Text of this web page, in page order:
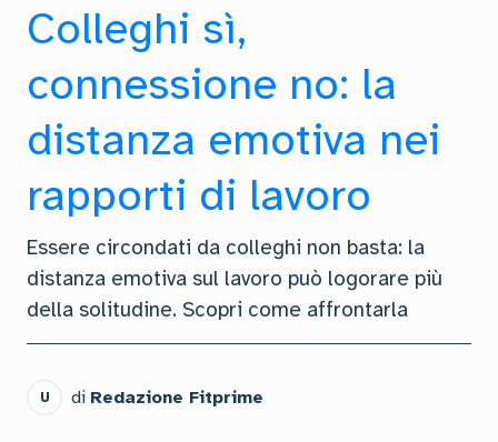
Colleghi sì,
connessione no: la
distanza emotiva nei
rapporti di lavoro
Essere circondati da colleghi non basta: la
distanza emotiva sul lavoro può logorare più
della solitudine. Scopri come affrontarla
U di Redazione Fitprime